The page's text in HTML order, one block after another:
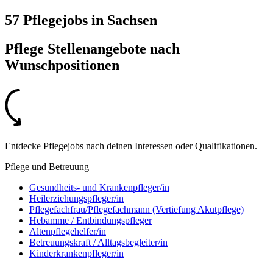
57 Pflegejobs in Sachsen
Pflege Stellenangebote nach
Wunschpositionen
Entdecke Pflegejobs nach deinen Interessen oder Qualifikationen.
Pflege und Betreuung
Gesundheits- und Krankenpfleger/in
Heilerziehungspfleger/in
Pflegefachfrau/Pflegefachmann (Vertiefung Akutpflege)
Hebamme / Entbindungspfleger
Altenpflegehelfer/in
Betreuungskraft / Alltagsbegleiter/in
Kinderkrankenpfleger/in